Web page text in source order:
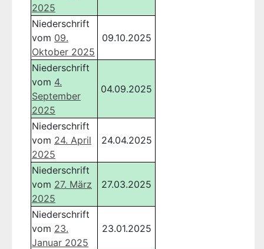
2025
Niederschrift
vom 09.
Oktober 2025
09.10.2025
Niederschrift
vom 4.
September
2025
04.09.2025
Niederschrift
vom 24. April
2025
24.04.2025
Niederschrift
vom 27. März
2025
27.03.2025
Niederschrift
vom 23.
Januar 2025
23.01.2025